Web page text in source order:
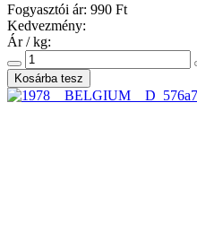
Fogyasztói ár: 990 Ft
Kedvezmény:
Ár / kg: